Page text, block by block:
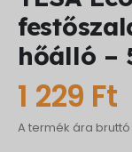
hőálló –
1 229 Ft
A termék ára